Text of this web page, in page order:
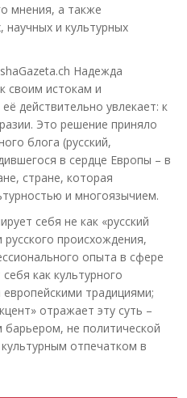
мнения, а также
научных и культурных
Надежда
своим истокам и
действительно увлекает: к
Это решение приняло
блога (русский,
в сердце Европы – в
стране, которая
и многоязычием.
себя не как «русский
русского происхождения,
опыта в сфере
как культурного
традициями;
отражает эту суть –
барьером, не политической
отпечатком в